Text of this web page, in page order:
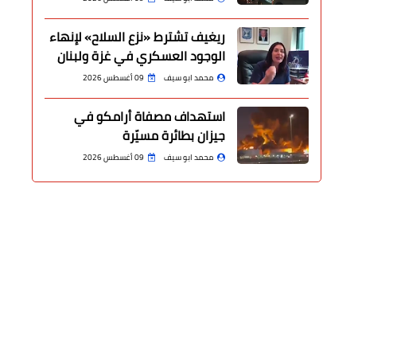
ريغيف تشترط «نزع السلاح» لإنهاء
الوجود العسكري في غزة ولبنان
محمد ابو سيف 09 أغسطس 2026
استهداف مصفاة أرامكو في
جيزان بطائرة مسيّرة
محمد ابو سيف 09 أغسطس 2026